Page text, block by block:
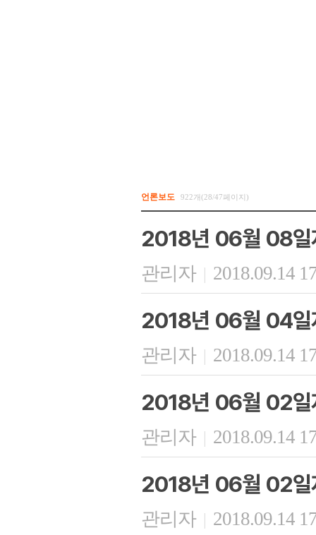
언론보도 922개(28/47페이지)
2018년 06월 08일
관리자 | 2018.09.14
2018년 06월 04일
관리자 | 2018.09.14
2018년 06월 02일
관리자 | 2018.09.14
2018년 06월 02일
관리자 | 2018.09.14